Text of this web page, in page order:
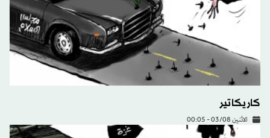
كاريكاتير
الاثنين 03/08 - 00:05